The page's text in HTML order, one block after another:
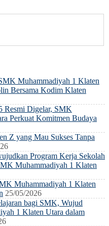
Muhammadiyah 1 Klaten
Bersama Kodim Klaten
Resmi Digelar, SMK
Perkuat Komitmen Budaya
Z yang Mau Sukses Tanpa
Program Kerja Sekolah
Muhammadiyah 1 Klaten
Muhammadiyah 1 Klaten
25/05/2026
bagi SMK, Wujud
1 Klaten Utara dalam